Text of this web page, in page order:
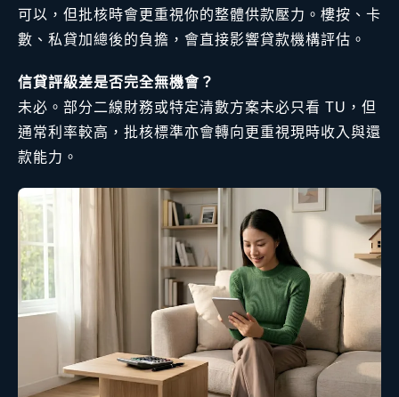
可以，但批核時會更重視你的整體供款壓力。樓按、卡
數、私貸加總後的負擔，會直接影響貸款機構評估。
信貸評級差是否完全無機會？
未必。部分二線財務或特定清數方案未必只看 TU，但
通常利率較高，批核標準亦會轉向更重視現時收入與還
款能力。